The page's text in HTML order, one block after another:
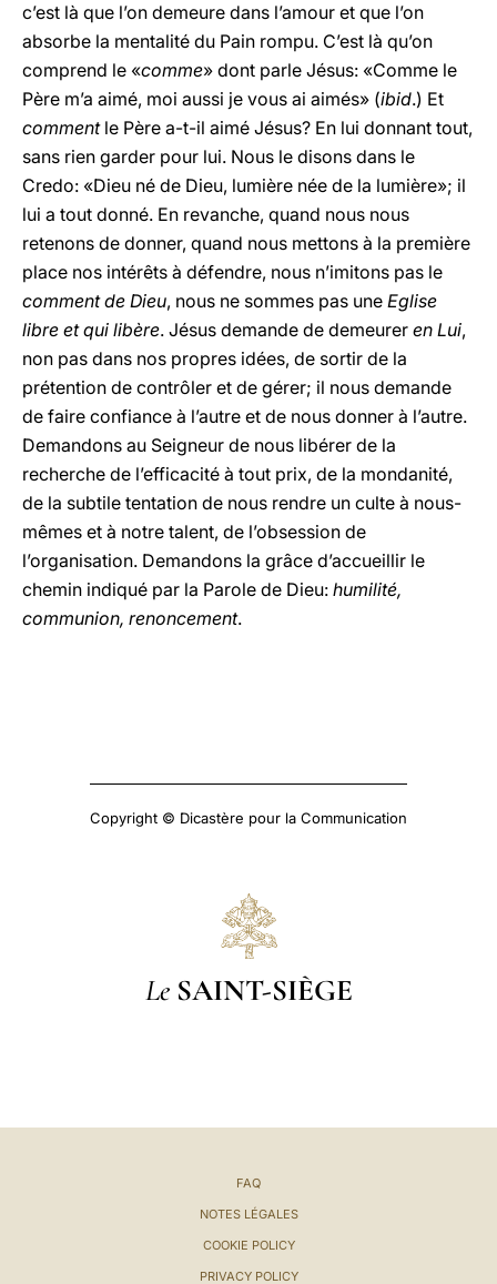
c’est là que l’on demeure dans l’amour et que l’on
absorbe la mentalité du Pain rompu. C’est là qu’on
comprend le «comme» dont parle Jésus: «Comme le
Père m’a aimé, moi aussi je vous ai aimés» (ibid.) Et
comment le Père a-t-il aimé Jésus? En lui donnant tout,
sans rien garder pour lui. Nous le disons dans le
Credo: «Dieu né de Dieu, lumière née de la lumière»; il
lui a tout donné. En revanche, quand nous nous
retenons de donner, quand nous mettons à la première
place nos intérêts à défendre, nous n’imitons pas le
comment de Dieu, nous ne sommes pas une Eglise
libre et qui libère. Jésus demande de demeurer en Lui,
non pas dans nos propres idées, de sortir de la
prétention de contrôler et de gérer; il nous demande
de faire confiance à l’autre et de nous donner à l’autre.
Demandons au Seigneur de nous libérer de la
recherche de l’efficacité à tout prix, de la mondanité,
de la subtile tentation de nous rendre un culte à nous-
mêmes et à notre talent, de l’obsession de
l’organisation. Demandons la grâce d’accueillir le
chemin indiqué par la Parole de Dieu: humilité,
communion, renoncement.
Copyright © Dicastère pour la Communication
Le SAINT-SIÈGE
FAQ
NOTES LÉGALES
COOKIE POLICY
PRIVACY POLICY